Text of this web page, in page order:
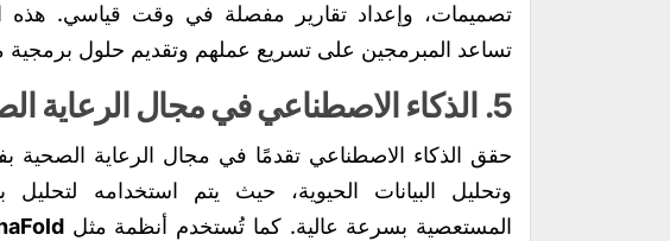
تصميمات، وإعداد تقارير مفصلة في وقت قياسي. هذه
تساعد المبرمجين على تسريع عملهم وتقديم حلول برمجية
5. الذكاء الاصطناعي في مجال الرعاية
حقق الذكاء الاصطناعي تقدمًا في مجال الرعاية الصحية
وتحليل البيانات الحيوية، حيث يتم استخدامه
المستعصية بسرعة عالية. كما تُستخدم أنظمة مثل